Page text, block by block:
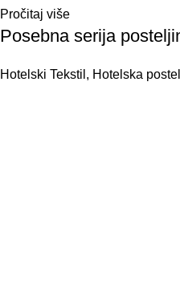
Pročitaj više
Posebna serija
Hotelski Tekstil , Hotelska